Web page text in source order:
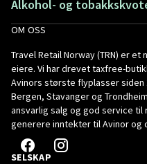
Alkohol- og
OM OSS
Travel Retail Norway (TRN) er
eiere. Vi har drevet taxfree-
Avinors største flyplasser siden
Bergen, Stavanger og
ansvarlig salg og god service
generere inntekter til Avinor og
SELSKAP